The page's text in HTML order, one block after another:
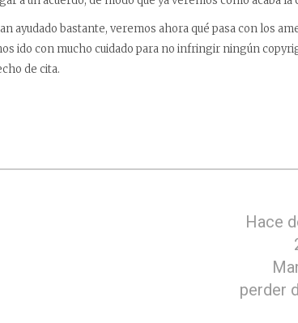
ayudado bastante, veremos ahora qué pasa con los
ido con mucho cuidado para no infringir ningún
de cita.
Hace
perder